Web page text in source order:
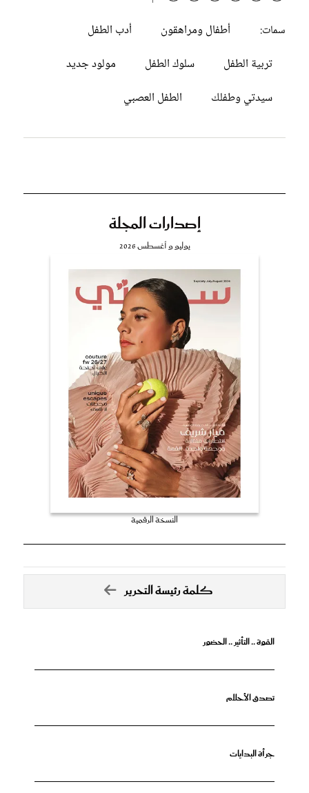
سمات:
أطفال ومراهقون
أدب الطفل
تربية الطفل
سلوك الطفل
مولود جديد
سيدتي وطفلك
الطفل العصبي
إصدارات المجلة
يوليو و أغسطس 2026
النسخة الرقمية
كلمة رئيسة التحرير
القوة .. التأثير .. الحضور
تصدق الأحلام
جرأة البدايات